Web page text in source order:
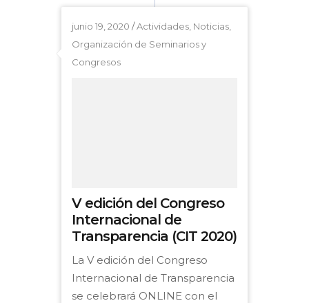
junio 19, 2020 /Actividades Noticias
Organización de Seminarios y
Congresos
V edición del Congreso
Internacional de
Transparencia (CIT 2020)
La V edición del Congreso
Internacional de Transparencia
se celebrará ONLINE con el